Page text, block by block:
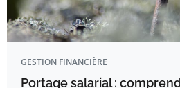
GESTION FINANCIÈRE
Portage salarial :